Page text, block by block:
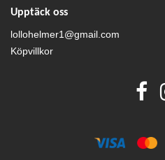
Upptäck oss
lollohelmer1@gmail.com
Köpvillkor